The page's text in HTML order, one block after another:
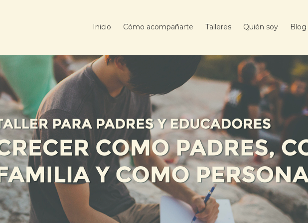
Inicio Cómo acompañarte Talleres Quién soy Blog